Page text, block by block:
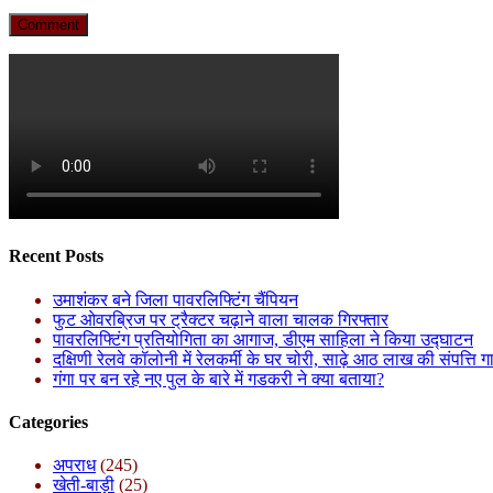
Recent Posts
उमाशंकर बने जिला पावरलिफ्टिंग चैंपियन
फुट ओवरब्रिज पर ट्रैक्टर चढ़ाने वाला चालक गिरफ्तार
पावरलिफ्टिंग प्रतियोगिता का आगाज, डीएम साहिला ने किया उद्घाटन
दक्षिणी रेलवे कॉलोनी में रेलकर्मी के घर चोरी, साढ़े आठ लाख की संपत्ति
गंगा पर बन रहे नए पुल के बारे में गडकरी ने क्या बताया?
Categories
अपराध(245)
खेती-बाड़ी (25)